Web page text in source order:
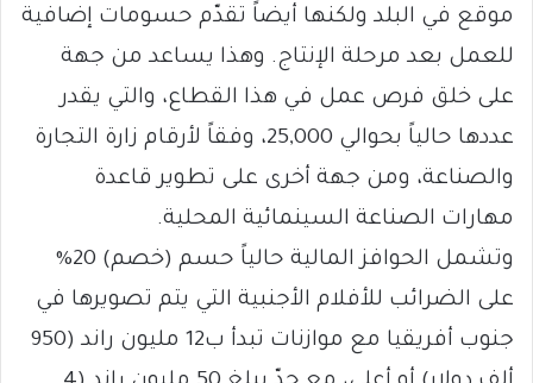
موقع في البلد ولكنها أيضاً تقدّم حسومات إضافية
للعمل بعد مرحلة الإنتاج. وهذا يساعد من جهة
على خلق فرص عمل في هذا القطاع، والتي يقدر
عددها حالياً بحوالي 25,000، وفقاً لأرقام زارة التجارة
والصناعة، ومن جهة أخرى على تطوير قاعدة
مهارات الصناعة السينمائية المحلية.
وتشمل الحوافز المالية حالياً حسم (خصم) 20%
على الضرائب للأفلام الأجنبية التي يتم تصويرها في
جنوب أفريقيا مع موازنات تبدأ ب12 مليون راند (950